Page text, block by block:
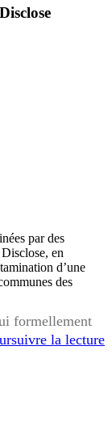
par des
en
d’une
des
formellement
la lecture